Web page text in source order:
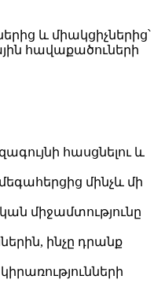
և միակցիչներից՝
հավաքածուների
հասցնելու և
մինչև մի
միջամտությունը
ինչը դրանք